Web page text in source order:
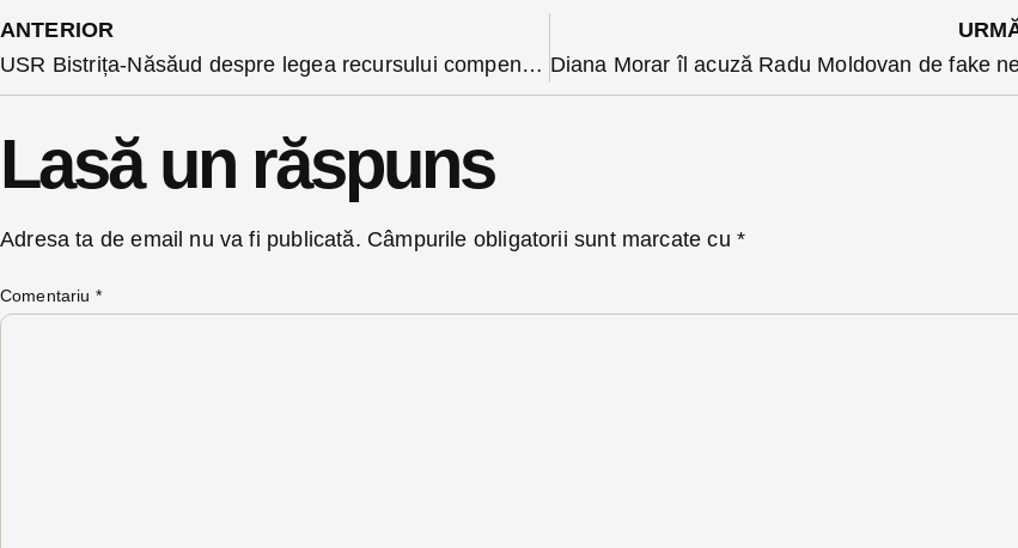
ANTERIOR
USR Bistrița-Năsăud despre legea recursului compensatoriu și a pensiilor speciale: miercuri plenul trebuie să o abroge
Lasă un răspuns
Adresa ta de email nu va fi publicată. Câmpurile obligatorii sunt marcate cu *
Comentariu *